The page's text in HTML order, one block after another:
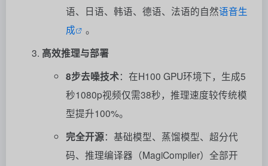
语、日语、韩语、德语、法语的自然语音生
成
。
高效推理与部署
8步去噪技术：在H100 GPU环境下，生成5
秒1080p视频仅需38秒，推理速度较传统模
型提升100%。
完全开源：基础模型、蒸馏模型、超分代
码、推理编译器（MagiCompiler）全部开